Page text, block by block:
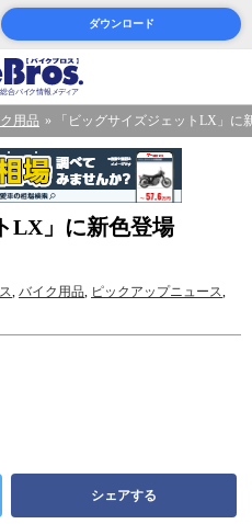
ダウンロード
用品 「ビッグサイズジェットLX」に
LX」に新色登場
, バイク用品, ピックアップニュース,
シェアする